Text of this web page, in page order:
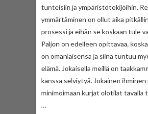
tunteisiin ja ympäristötekijöihin.
ymmärtäminen on ollut aika
prosessi ja eihän se koskaan tule
Paljon on edelleen opittavaa,
on omanlaisensa ja siinä tuntuu
elämä. Jokaisella meillä on
kanssa selviytyä. Jokainen ihminen
minimoimaan kurjat olotilat tavalla
…